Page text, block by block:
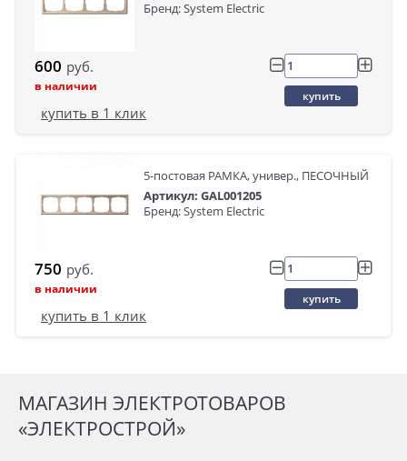
Бренд: System Electric
600 руб.
в наличии
купить
купить в 1 клик
5-постовая РАМКА, универ., ПЕСОЧНЫЙ
Артикул: GAL001205
Бренд: System Electric
750 руб.
в наличии
купить
купить в 1 клик
МАГАЗИН ЭЛЕКТРОТОВАРОВ
«ЭЛЕКТРОСТРОЙ»